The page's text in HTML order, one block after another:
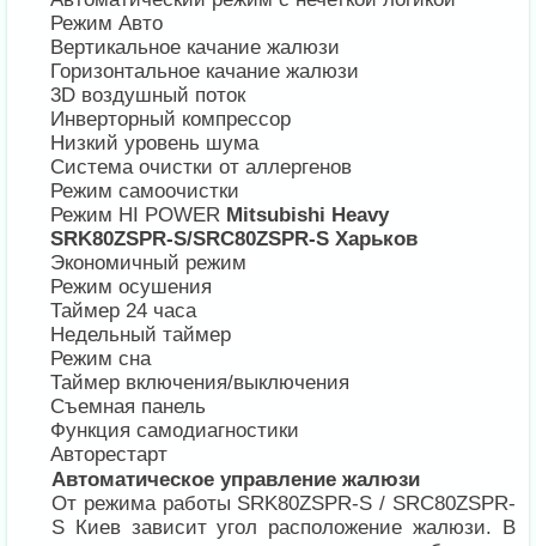
Режим Авто
Вертикальное качание жалюзи
Горизонтальное качание жалюзи
3D воздушный поток
Инверторный компрессор
Низкий уровень шума
Система очистки от аллергенов
Режим самоочистки
Режим HI POWER Mitsubishi Heavy
SRK80ZSPR-S/SRC80ZSPR-S Харьков
Экономичный режим
Режим осушения
Таймер 24 часа
Недельный таймер
Режим сна
Таймер включения/выключения
Съемная панель
Функция самодиагностики
Авторестарт
Автоматическое управление жалюзи
От режима работы SRK80ZSPR-S / SRC80ZSPR-
S Киев зависит угол расположение жалюзи. В